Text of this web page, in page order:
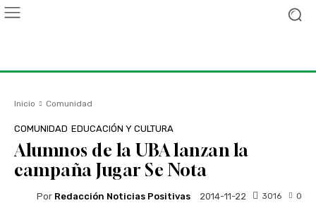
Inicio Comunidad
COMUNIDAD EDUCACIÓN Y CULTURA
Alumnos de la UBA lanzan la
campaña Jugar Se Nota
Por Redacción Noticias Positivas 2014-11-22 0
3016